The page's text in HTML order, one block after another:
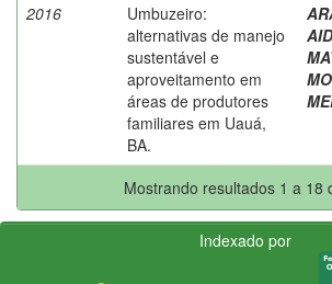
2016
Umbuzeiro:
alternativas de manejo
sustentável e
aproveitamento em
áreas de produtores
familiares em Uauá,
BA.
Mostrando resultados 1 a 18
Indexado por